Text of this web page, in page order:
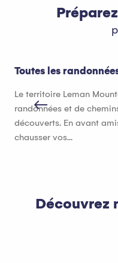
Toutes les
Le territoire Leman
randonnées et de
découverts. En avant
chausser vos...
Découvrez
Tout